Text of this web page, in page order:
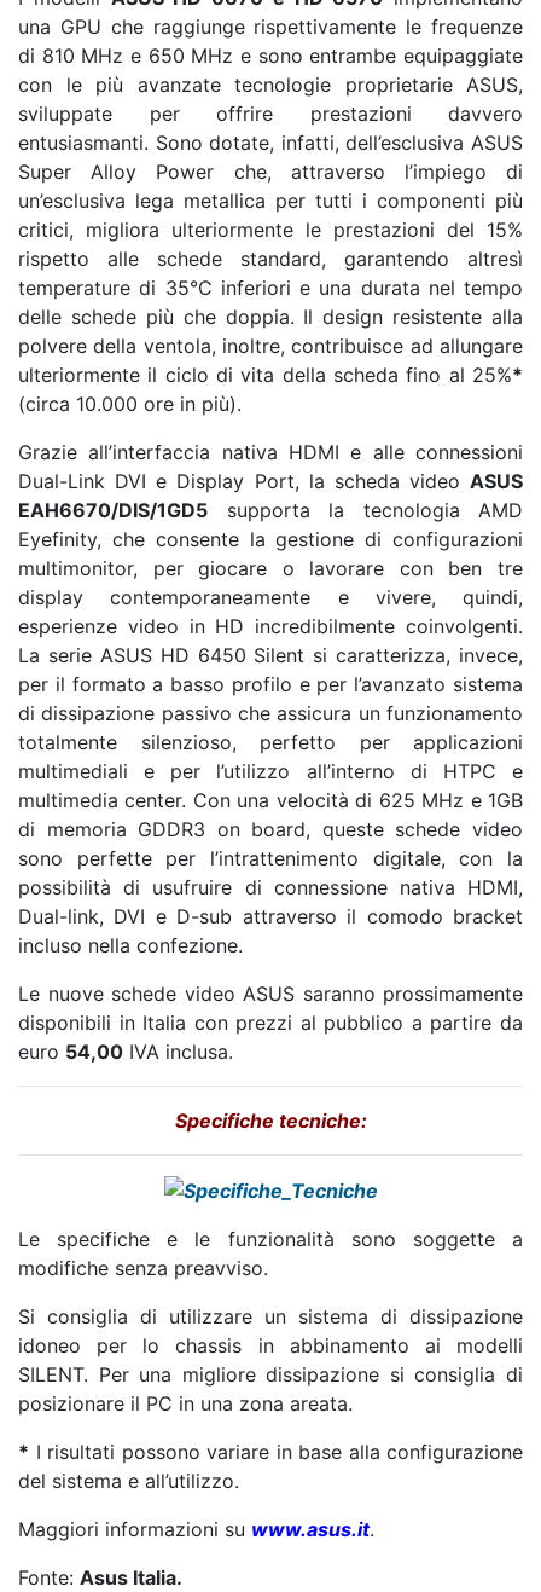
una GPU che raggiunge rispettivamente le frequenze
di 810 MHz e 650 MHz e sono entrambe equipaggiate
con le più avanzate tecnologie proprietarie ASUS,
sviluppate per offrire prestazioni davvero
entusiasmanti. Sono dotate, infatti, dell’esclusiva ASUS
Super Alloy Power che, attraverso l’impiego di
un’esclusiva lega metallica per tutti i componenti più
critici, migliora ulteriormente le prestazioni del 15%
rispetto alle schede standard, garantendo altresì
temperature di 35°C inferiori e una durata nel tempo
delle schede più che doppia. Il design resistente alla
polvere della ventola, inoltre, contribuisce ad allungare
ulteriormente il ciclo di vita della scheda fino al 25%*
(circa 10.000 ore in più).
Grazie all’interfaccia nativa HDMI e alle connessioni
Dual-Link DVI e Display Port, la scheda video ASUS
EAH6670/DIS/1GD5 supporta la tecnologia AMD
Eyefinity, che consente la gestione di configurazioni
multimonitor, per giocare o lavorare con ben tre
display contemporaneamente e vivere, quindi,
esperienze video in HD incredibilmente coinvolgenti.
La serie ASUS HD 6450 Silent si caratterizza, invece,
per il formato a basso profilo e per l’avanzato sistema
di dissipazione passivo che assicura un funzionamento
totalmente silenzioso, perfetto per applicazioni
multimediali e per l’utilizzo all’interno di HTPC e
multimedia center. Con una velocità di 625 MHz e 1GB
di memoria GDDR3 on board, queste schede video
sono perfette per l’intrattenimento digitale, con la
possibilità di usufruire di connessione nativa HDMI,
Dual-link, DVI e D-sub attraverso il comodo bracket
incluso nella confezione.
Le nuove schede video ASUS saranno prossimamente
disponibili in Italia con prezzi al pubblico a partire da
euro 54,00 IVA inclusa.
Specifiche tecniche:
Le specifiche e le funzionalità sono soggette a
modifiche senza preavviso.
Si consiglia di utilizzare un sistema di dissipazione
idoneo per lo chassis in abbinamento ai modelli
SILENT. Per una migliore dissipazione si consiglia di
posizionare il PC in una zona areata.
* I risultati possono variare in base alla configurazione
del sistema e all’utilizzo.
Maggiori informazioni su www.asus.it.
Fonte: Asus Italia.